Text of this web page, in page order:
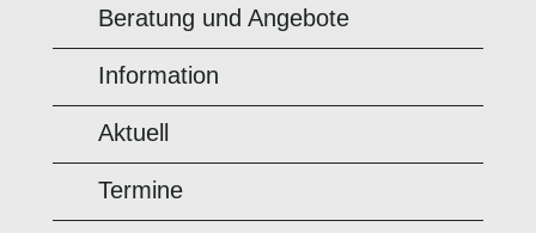
Beratung und Angebote
Information
Aktuell
Termine